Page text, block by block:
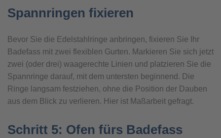
Spannringen fixieren
Bevor Sie die Edelstahlringe anbringen, fixieren Sie Ihr
Badefass mit zwei flexiblen Gurten. Markieren Sie sich jetzt
zwei (oder drei) waagerechte Linien und platzieren Sie die
Spannringe darauf, mit dem untersten beginnend. Die
Ringe langsam festziehen, ohne die Position der Dauben
aus dem Blick zu verlieren. Hier ist Maßarbeit gefragt.
Schritt 5: Ofen fürs Badefass